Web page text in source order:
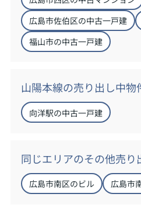
広島市佐伯区の中古一戸建
福山市の中古一戸建
山陽本線の売り出し中物
向洋駅の中古一戸建
同じエリアのその他売り
広島市南区のビル 広島市